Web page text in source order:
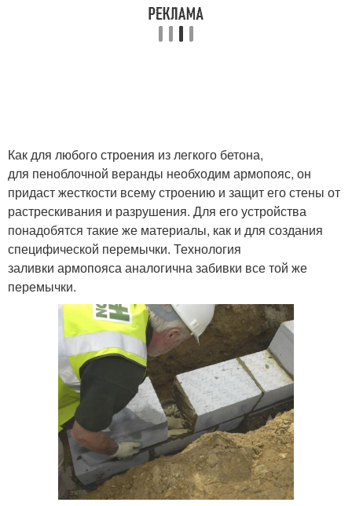
Как для любого строения из легкого бетона,
для пеноблочной веранды необходим армопояс, он
придаст жесткости всему строению и защит его стены от
растрескивания и разрушения. Для его устройства
понадобятся такие же материалы, как и для создания
специфической перемычки. Технология
заливки армопояса аналогична забивки все той же
перемычки.